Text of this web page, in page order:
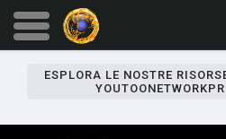
ESPLORA LE NOSTRE